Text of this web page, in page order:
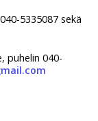
5335087 sekä
puhelin 040-